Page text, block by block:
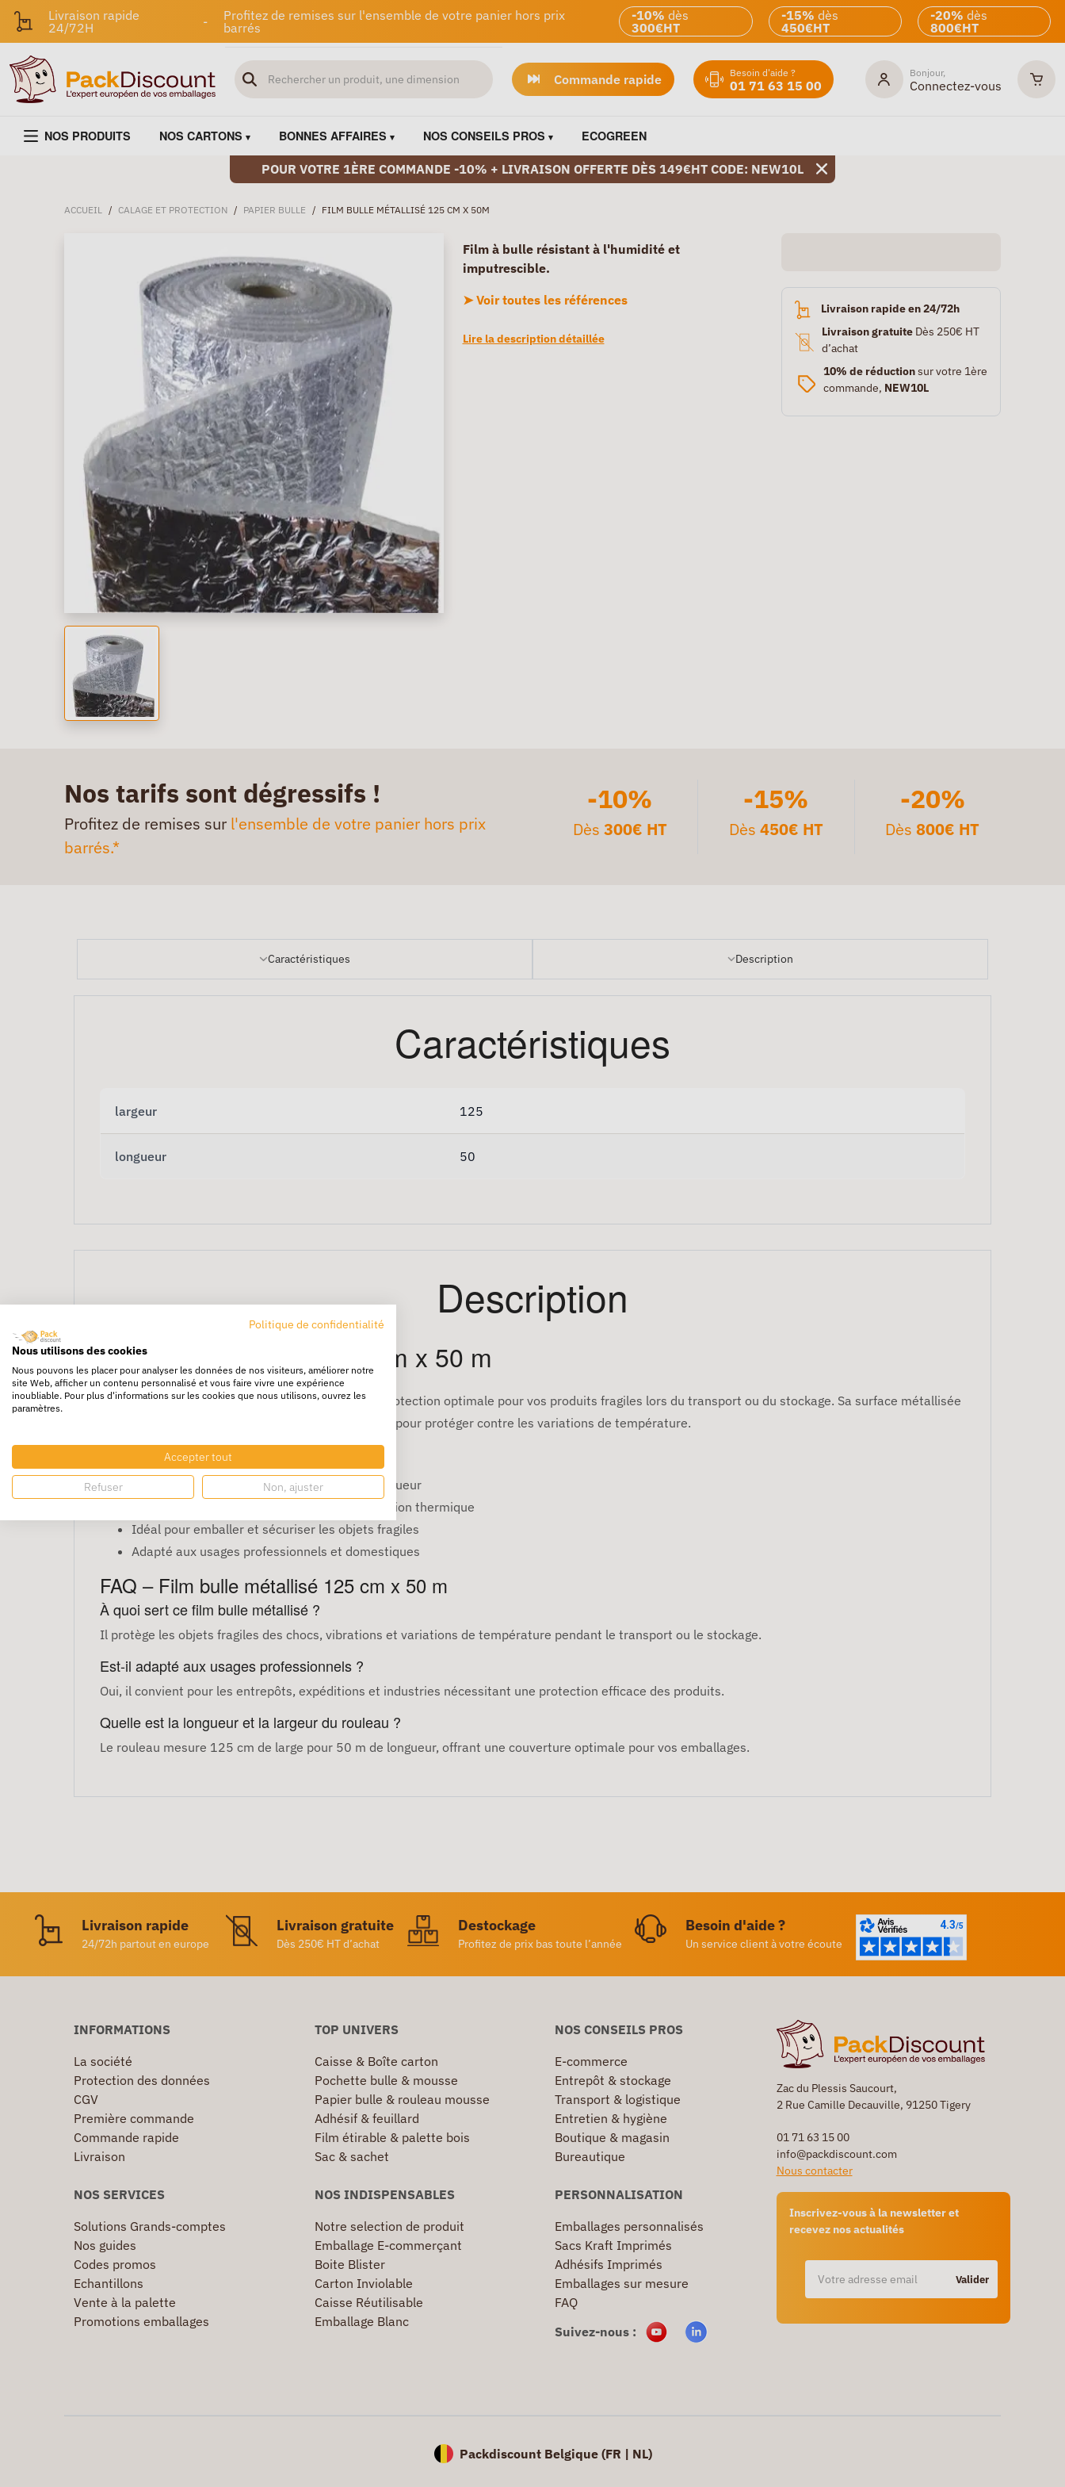
Livraison rapide
24/72H
-
Profitez de remises sur l'ensemble de votre panier hors prix
barrés
-10% dès
300€HT
-15% dès
450€HT
-20% dès
800€HT
Commande rapide Besoin d'aide ?
01 71 63 15 00
Bonjour,
Connectez-vous
NOS PRODUITS NOS CARTONS BONNES AFFAIRES NOS CONSEILS PROS ECOGREEN
POUR VOTRE 1ÈRE COMMANDE -10% + LIVRAISON OFFERTE DÈS 149€HT CODE: NEW10L
ACCUEIL / CALAGE ET PROTECTION / PAPIER BULLE / FILM BULLE MÉTALLISÉ 125 CM X 50M
Film à bulle résistant à l'humidité et
imputrescible.
➤ Voir toutes les références
Lire la description détaillée
Livraison rapide en 24/72h
Livraison gratuiteDès 250€ HT
d’achat
10% de réductionsur votre 1ère
commande, NEW10L
Nos tarifs sont dégressifs !
Profitez de remises sur l'ensemble de votre panier hors prix
barrés.*
-10%
Dès 300€ HT
-15%
Dès 450€ HT
-20%
Dès800€ HT
Caractéristiques Description
Caractéristiques
largeur 125
longueur 50
Description
Film bulle métallisé 125 cm x 50 m
Lefilm bulle métallisé 125 cm x 50 moffre une protection optimale pour vos produits fragiles lors du transport ou du stockage. Sa surface métallisée
améliore la résistance et ajoute un effet thermique pour protéger contre les variations de température.
Caractéristiques et avantages
Dimensions : 125 cm de large et 50 m de longueur
Surface métallisée pour une meilleure protection thermique
Idéal pour emballer et sécuriser les objets fragiles
Adapté aux usages professionnels et domestiques
FAQ – Film bulle métallisé 125 cm x 50 m
À quoi sert ce film bulle métallisé ?
Il protège les objets fragiles des chocs, vibrations et variations de température pendant le transport ou le stockage.
Est-il adapté aux usages professionnels ?
Oui, il convient pour les entrepôts, expéditions et industries nécessitant une protection efficace des produits.
Quelle est la longueur et la largeur du rouleau ?
Le rouleau mesure 125 cm de large pour 50 m de longueur, offrant une couverture optimale pour vos emballages.
Livraison rapide
24/72h partout en europe
Livraison gratuite
Dès 250€ HT d’achat
Destockage
Profitez de prix bas toute l’année
Besoin d'aide ?
Un service client à votre écoute
Zac du Plessis Saucourt,
2 Rue Camille Decauville, 91250 Tigery
01 71 63 15 00
info@packdiscount.com
Nous contacter
Inscrivez-vous à la newsletter et
recevez nos actualités
Valider
INFORMATIONS
La société
Protection des données
CGV
Première commande
Commande rapide
Livraison
TOP UNIVERS
Caisse & Boîte carton
Pochette bulle & mousse
Papier bulle & rouleau mousse
Adhésif & feuillard
Film étirable & palette bois
Sac & sachet
NOS CONSEILS PROS
E-commerce
Entrepôt & stockage
Transport & logistique
Entretien & hygiène
Boutique & magasin
Bureautique
NOS SERVICES
Solutions Grands-comptes
Nos guides
Codes promos
Echantillons
Vente à la palette
Promotions emballages
NOS INDISPENSABLES
Notre selection de produit
Emballage E-commerçant
Boite Blister
Carton Inviolable
Caisse Réutilisable
Emballage Blanc
PERSONNALISATION
Emballages personnalisés
Sacs Kraft Imprimés
Adhésifs Imprimés
Emballages sur mesure
FAQ
Suivez-nous :
Packdiscount Belgique (FR | NL)
Politique de confidentialité
Nous utilisons des cookies
Nous pouvons les placer pour analyser les données de nos visiteurs, améliorer notre
site Web, afficher un contenu personnalisé et vous faire vivre une expérience
inoubliable. Pour plus d'informations sur les cookies que nous utilisons, ouvrez les
paramètres.
Accepter tout
Refuser Non, ajuster